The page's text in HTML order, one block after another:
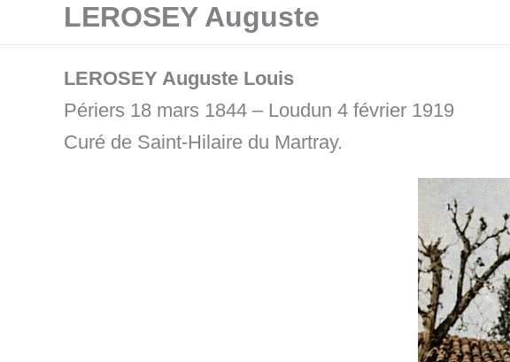
contenu
LEROSEY Auguste
LEROSEY Auguste Louis
Périers 18 mars 1844 – Loudun 4 février 1919
Curé de Saint-Hilaire du Martray.